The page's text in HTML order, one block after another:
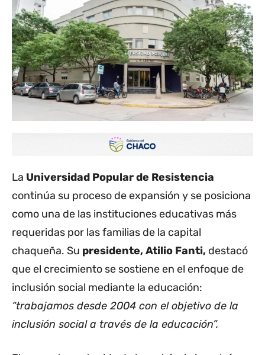
La Universidad Popular de Resistencia
continúa su proceso de expansión y se posiciona
como una de las instituciones educativas más
requeridas por las familias de la capital
chaqueña. Su presidente, Atilio Fanti, destacó
que el crecimiento se sostiene en el enfoque de
inclusión social mediante la educación:
“trabajamos desde 2004 con el objetivo de la
inclusión social a través de la educación”.